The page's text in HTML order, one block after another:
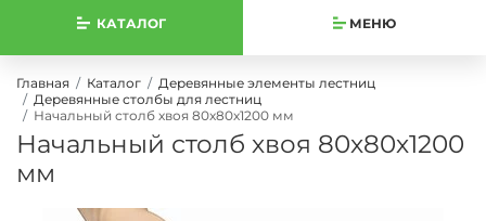
КАТАЛОГ МЕНЮ
Главная Каталог
Деревянные элементы лестниц
Деревянные столбы для лестниц
Начальный столб хвоя 80х80х1200 мм
Начальный столб хвоя 80х80х1200
мм